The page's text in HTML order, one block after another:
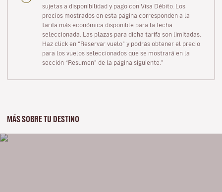
sujetas a disponibilidad y pago con Visa Débito. Los
precios mostrados en esta página corresponden a la
tarifa más económica disponible para la fecha
seleccionada. Las plazas para dicha tarifa son limitadas.
Haz click en “Reservar vuelo” y podrás obtener el precio
para los vuelos seleccionados que se mostrará en la
sección “Resumen” de la página siguiente."
MÁS SOBRE TU DESTINO